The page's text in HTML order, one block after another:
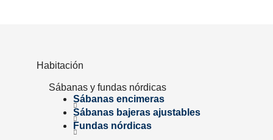
Habitación
Sábanas y fundas nórdicas
Sábanas encimeras
Sábanas bajeras ajustables
Fundas nórdicas